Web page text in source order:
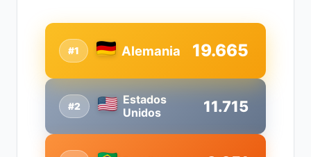
#2
Estados
Unidos
11.715
#1 Alemania 19.665